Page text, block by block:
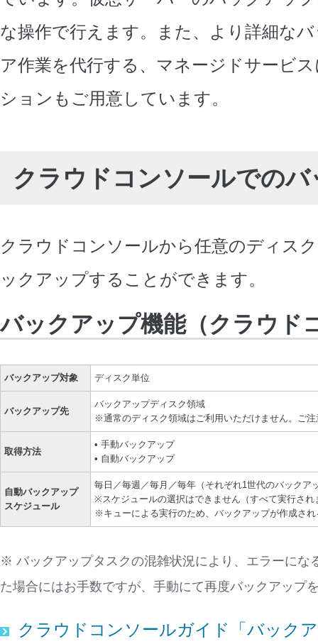
な操作で行えます。また、より詳細な
ア作業を代行する、マネージドサービ
ションもご用意しています。
クラウドコンソールでの
クラウドコンソールから任意のディス
ックアップすることができます。
バックアップ機能（クラウド
バックアップ対象 ディスク単位
バックアップ先
バックアップディスク領域
※通常のディスク領域はご利用いただけません。ご
取得方法
• 手動バックアップ
• 自動バックアップ
自動バックアップ
スケジュール
毎日／毎週／毎月／毎年（それぞれ1世代のバックア
※スケジュールの選択はできません（すべて実行され
※キューによる実行のため、バックアップが作成さ
※ バックアップタスクの混雑状況により、エラーにな
た場合にはお手数ですが、手動にて再度バックアップ
クラウドコンソールガイド「バック